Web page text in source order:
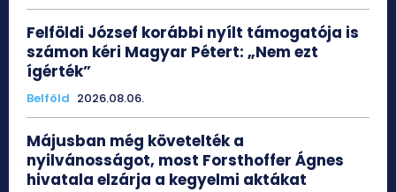
Felföldi József korábbi nyílt támogatója is
számon kéri Magyar Pétert: „Nem ezt
ígérték”
Belföld 2026.08.06.
Májusban még követelték a
nyilvánosságot, most Forsthoffer Ágnes
hivatala elzárja a kegyelmi aktákat